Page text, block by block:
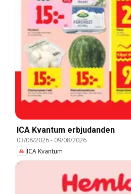
ICA Kvantum erbjudanden
03/08/2026- 09/08/2026
ICA Kvantum